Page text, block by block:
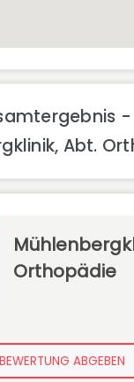
-
Abt.
Orthopädie
BEWERTUNG ABGEBEN